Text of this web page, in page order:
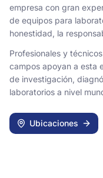
empresa con gran
de equipos para
honestidad, la
Profesionales y
campos apoyan a esta
de investigación,
laboratorios a nivel
Ubicaciones